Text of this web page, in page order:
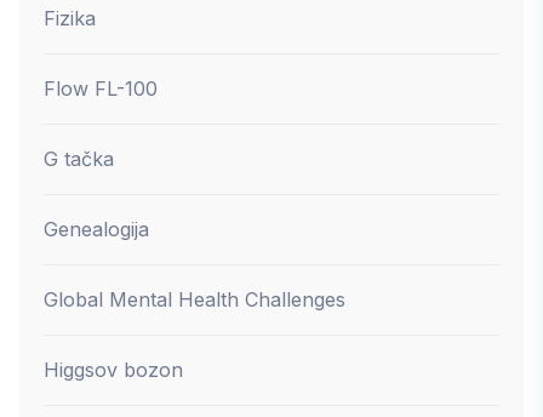
Fizika
Flow FL-100
G tačka
Genealogija
Global Mental Health Challenges
Higgsov bozon